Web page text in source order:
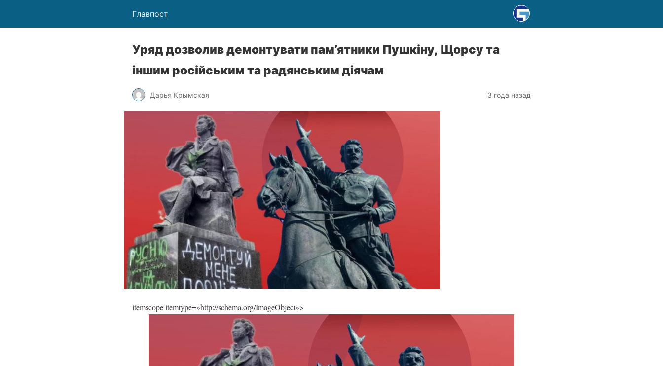
Главпост
Уряд дозволив демонтувати пам’ятники Пушкіну, Щорсу та
іншим російським та радянським діячам
Дарья Крымская 3 года назад
itemscope itemtype=»http://schema.org/ImageObject»>